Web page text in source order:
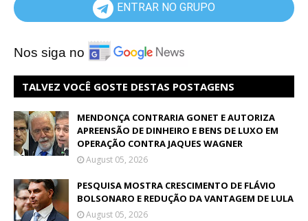
ENTRAR NO GRUPO
Nos siga no
TALVEZ VOCÊ GOSTE DESTAS POSTAGENS
MENDONÇA CONTRARIA GONET E AUTORIZA
APREENSÃO DE DINHEIRO E BENS DE LUXO EM
OPERAÇÃO CONTRA JAQUES WAGNER
August 05, 2026
PESQUISA MOSTRA CRESCIMENTO DE FLÁVIO
BOLSONARO E REDUÇÃO DA VANTAGEM DE LULA
August 05, 2026